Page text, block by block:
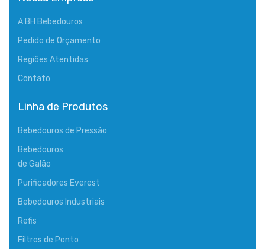
A BH Bebedouros
Pedido de Orçamento
Regiões Atentidas
Contato
Linha de Produtos
Bebedouros de Pressão
Bebedouros
de Galão
Purificadores Everest
Bebedouros Industriais
Refis
Filtros de Ponto